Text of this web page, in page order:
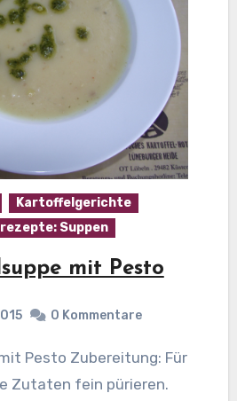
Kartoffelgerichte
Suppen
mit Pesto
0 Kommentare
Zutaten fein pürieren.